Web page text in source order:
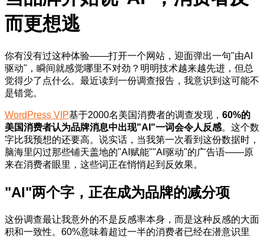
而更想逃
你有没有过这种体验——打开一个网站，迎面弹出一句"由AI
驱动"，瞬间就感觉哪里不对劲？明明技术越来越先进，但总
觉得少了点什么。最近读到一份调查报告，我意识到这可能不
是错觉。
WordPress VIP基于2000名美国消费者的调查发现， 60%的
美国消费者认为品牌消息中出现"AI"一词会令人反感。这个数
字比我预想的还要高。说实话，当我第一次看到这份数据时，
脑海里闪过那些铺天盖地的"AI赋能""AI驱动"的广告语——原
来在消费者眼里，这些词正在悄悄起到反效果。
"AI"两个字，正在成为品牌的减分项
这份调查最让我意外的不是反感率本身，而是这种反感的大面
积和一致性。60%意味着超过一半的消费者已经在潜意识里